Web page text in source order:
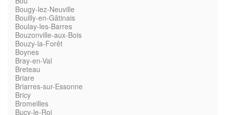
Bougy-lez-Neuville
Bouilly-en-Gâtinais
Boulay-les-Barres
Bouzonville-aux-Bois
Bouzy-la-Forêt
Boynes
Bray-en-Val
Breteau
Briare
Briarres-sur-Essonne
Bricy
Bromeilles
Bucy-le-Roi